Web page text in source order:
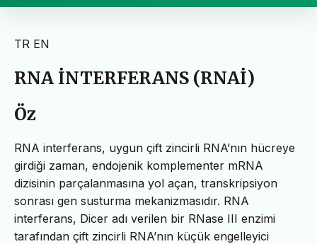
TR EN
RNA İNTERFERANS (RNAİ)
Öz
RNA interferans, uygun çift zincirli RNA’nın hücreye
girdiği zaman, endojenik komplementer mRNA
dizisinin parçalanmasına yol açan, transkripsiyon
sonrası gen susturma mekanizmasıdır. RNA
interferans, Dicer adı verilen bir RNase III enzimi
tarafından çift zincirli RNA’nın küçük engelleyici